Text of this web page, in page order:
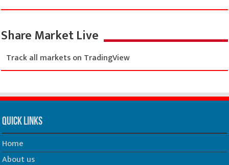
Share Market Live
Track all markets on TradingView
Quick Links
Home
About us